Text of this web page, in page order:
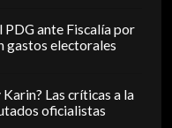
PDG ante Fiscalía por
gastos electorales
Karin? Las críticas a la
oficialistas